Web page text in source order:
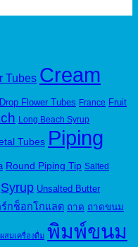
Tubes Cream
Drop Flower Tubes France Fruit
Long Beach Syrup
Tubes Piping
Round Piping Tip Salted
Syrup Unsalted Butter
ร์กช็อกโกแลต ถาด ถาดขนม
สมเครื่องดื่ม พิมพ์ขนม